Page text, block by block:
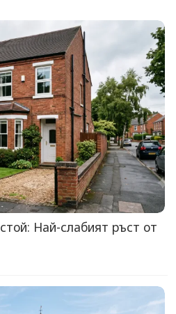
Най-слабият ръст от